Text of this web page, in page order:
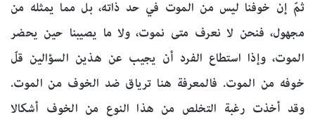
ثمّ إن خوفنا ليس من الموت في حد ذاته، بل مما يمثله من
مجهول، فنحن لا نعرف متى نموت، ولا ما يصيبنا حين يحضر
الموت، وإذا استطاع الفرد أن يجيب عن هذين السؤالين قلّ
خوفه من الموت. فالمعرفة هنا ترياق ضد الخوف من الموت.
وقد أخذت رغبة التخلص من هذا النوع من الخوف أشكالا